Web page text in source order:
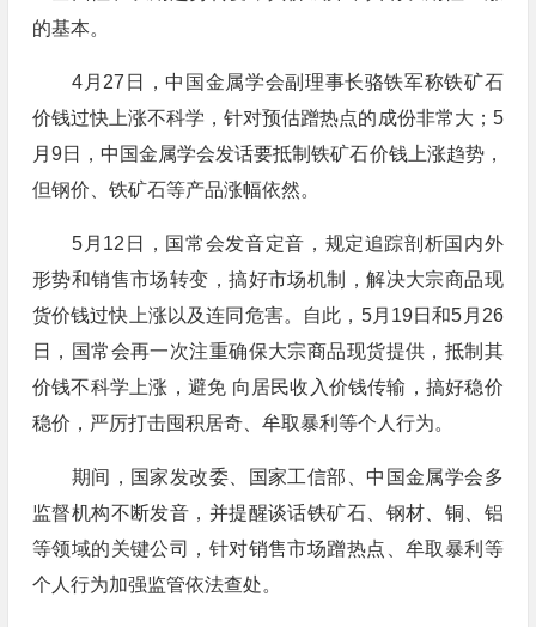
的基本。
4月27日，中国金属学会副理事长骆铁军称铁矿石
价钱过快上涨不科学，针对预估蹭热点的成份非常大；5
月9日，中国金属学会发话要抵制铁矿石价钱上涨趋势，
但钢价、铁矿石等产品涨幅依然。
5月12日，国常会发音定音，规定追踪剖析国内外
形势和销售市场转变，搞好市场机制，解决大宗商品现
货价钱过快上涨以及连同危害。自此，5月19日和5月26
日，国常会再一次注重确保大宗商品现货提供，抵制其
价钱不科学上涨，避免 向居民收入价钱传输，搞好稳价
稳价，严厉打击囤积居奇、牟取暴利等个人行为。
期间，国家发改委、国家工信部、中国金属学会多
监督机构不断发音，并提醒谈话铁矿石、钢材、铜、铝
等领域的关键公司，针对销售市场蹭热点、牟取暴利等
个人行为加强监管依法查处。